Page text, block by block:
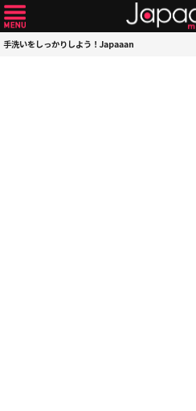
手洗いをしっかりしよう！Japaaan